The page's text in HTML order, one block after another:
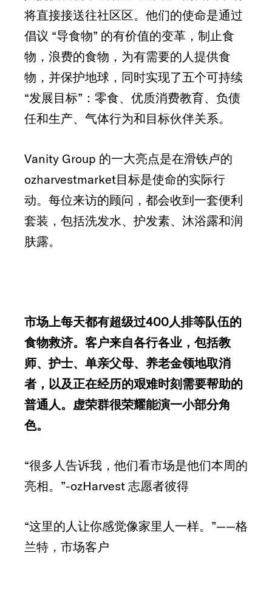
将直接接送往社区区。他们的使命是通过
倡议 “导食物” 的有价值的变革，制止食
物，浪费的食物，为有需要的人提供食
物，并保护地球，同时实现了五个可持续
“发展目标”：零食、优质消费教育、负债
任和生产、气体行为和目标伙伴关系。
Vanity Group 的一大亮点是在滑铁卢的
ozharvestmarket目标是使命的实际行
动。每位来访的顾问，都会收到一套便利
套装，包括洗发水、护发素、沐浴露和润
肤露。
市场上每天都有超级过400人排等队伍的
食物救济。客户来自各行各业，包括教
师、护士、单亲父母、养老金领地取消
者，以及正在经历的艰难时刻需要帮助的
普通人。虚荣群很荣耀能演一小部分角
色。
“很多人告诉我，他们看市场是他们本周的
亮相。”-ozHarvest 志愿者彼得
“这里的人让你感觉像家里人一样。”——格
兰特，市场客户